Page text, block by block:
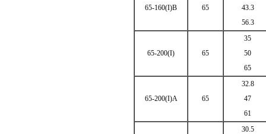
65-160(I)B 65
43.3
56.3
65-200(I) 65
35
50
65
65-200(I)A 65
32.8
47
61
30.5